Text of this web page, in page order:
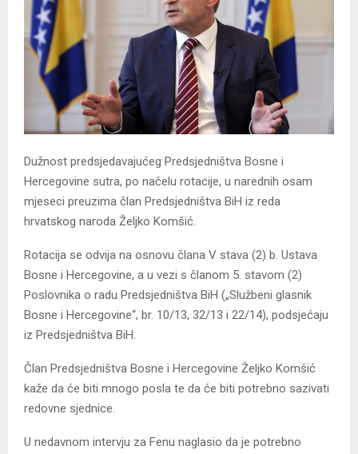
Dužnost predsjedavajućeg Predsjedništva Bosne i
Hercegovine sutra, po načelu rotacije, u narednih osam
mjeseci preuzima član Predsjedništva BiH iz reda
hrvatskog naroda Željko Komšić.
Rotacija se odvija na osnovu člana V stava (2) b. Ustava
Bosne i Hercegovine, a u vezi s članom 5. stavom (2)
Poslovnika o radu Predsjedništva BiH („Službeni glasnik
Bosne i Hercegovine“, br. 10/13, 32/13 i 22/14), podsjećaju
iz Predsjedništva BiH.
Član Predsjedništva Bosne i Hercegovine Željko Komšić
kaže da će biti mnogo posla te da će biti potrebno sazivati
redovne sjednice.
U nedavnom intervju za Fenu naglasio da je potrebno